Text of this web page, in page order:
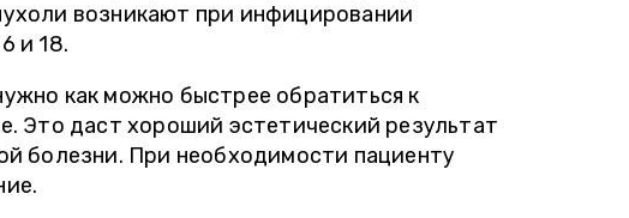
возникают при инфицировании
и 18.
как можно быстрее обратиться к
Это даст хороший эстетический результат
болезни. При необходимости пациенту